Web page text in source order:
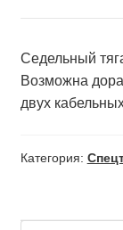
Седельный
Возможна
двух
Категория: